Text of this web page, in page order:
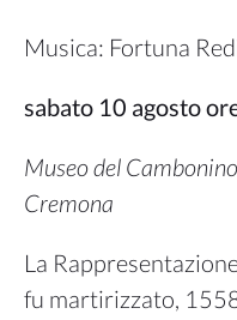
Musica: Fortuna
sabato 10 agosto
Museo del
Cremona
La
fu martirizzato,